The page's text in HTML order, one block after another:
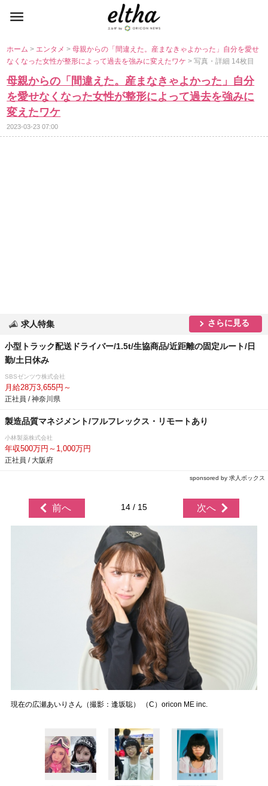
ホーム> エンタメ>母親からの「間違えた。産まなきゃよかった」自分を愛せ
なくなった女性が整形によって過去を強みに変えたワケ> 写真・詳細 14枚目
母親からの「間違えた。産まなきゃよかった」自分
を愛せなくなった女性が整形によって過去を強みに
変えたワケ
2023-03-23 07:00
求人特集 さらに見る
小型トラック配送ドライバー/1.5t/生協商品/近距離の固定ルート/日
勤/土日休み
SBSゼンツウ株式会社
月給28万3,655円～
正社員 / 神奈川県
製造品質マネジメント/フルフレックス・リモートあり
小林製薬株式会社
年収500万円～1,000万円
正社員 / 大阪府
sponsored by 求人ボックス
前へ 14 / 15 次へ
現在の広瀬あいりさん（撮影：逢坂聡） （C）oricon ME inc.